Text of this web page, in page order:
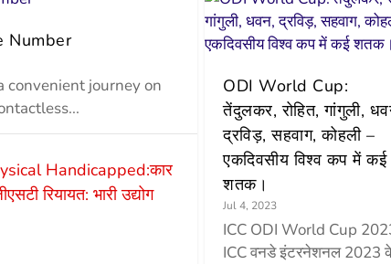
Number
convenient journey on
Handicapped:कार
रियायत: भारी उद्योग
ODI World Cup:
तेंदुलकर, रोहित, गांगुली,
द्रविड़, सहवाग, कोहली –
एकदिवसीय विश्व कप में कई
शतक।
Jul 4, 2023
ICC ODI World Cup
ICC वनडे इंटरनेशनल 2023